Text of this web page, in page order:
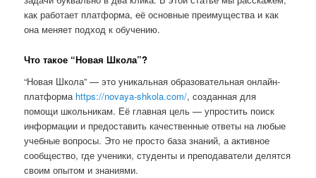
как работает платформа, её основные преимущества и как
она меняет подход к обучению.
Что такое “Новая Школа”?
“Новая Школа” — это уникальная образовательная онлайн-
платформа https://novaya-shkola.com/, созданная для
помощи школьникам. Её главная цель — упростить поиск
информации и предоставить качественные ответы на любые
учебные вопросы. Это не просто база знаний, а активное
сообщество, где ученики, студенты и преподаватели делятся
своим опытом и знаниями.